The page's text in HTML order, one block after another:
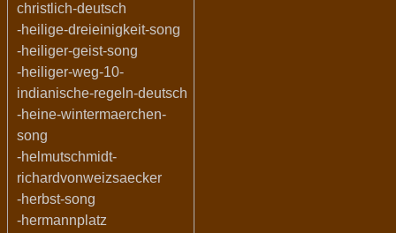
christlich-deutsch
-heilige-dreieinigkeit-song
-heiliger-geist-song
-heiliger-weg-10-
indianische-regeln-deutsch
-heine-wintermaerchen-
song
-helmutschmidt-
richardvonweizsaecker
-herbst-song
-hermannplatz